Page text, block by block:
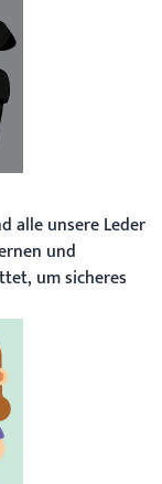
alle unsere Leder
und
um sicheres